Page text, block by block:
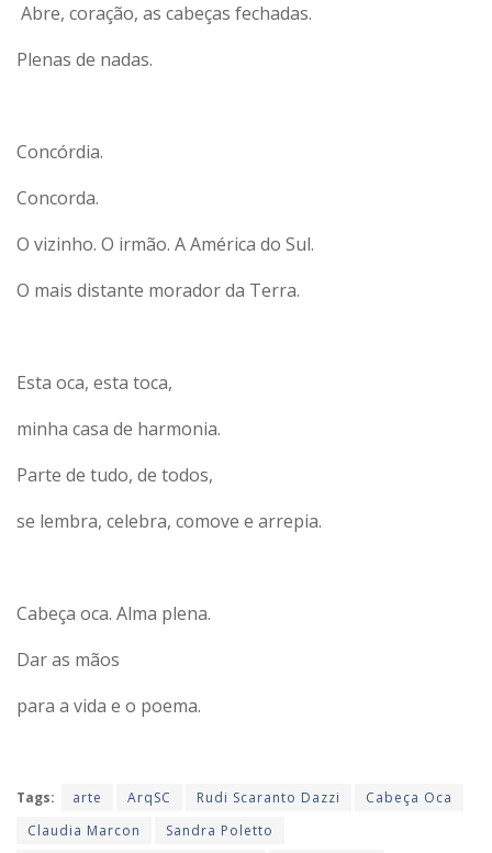
Abre, coração, as cabeças fechadas.
Plenas de nadas.
Concórdia.
Concorda.
O vizinho. O irmão. A América do Sul.
O mais distante morador da Terra.
Esta oca, esta toca,
minha casa de harmonia.
Parte de tudo, de todos,
se lembra, celebra, comove e arrepia.
Cabeça oca. Alma plena.
Dar as mãos
para a vida e o poema.
Tags: arte ArqSC Rudi Scaranto Dazzi
Cabeça Oca
Claudia Marcon
Sandra Poletto